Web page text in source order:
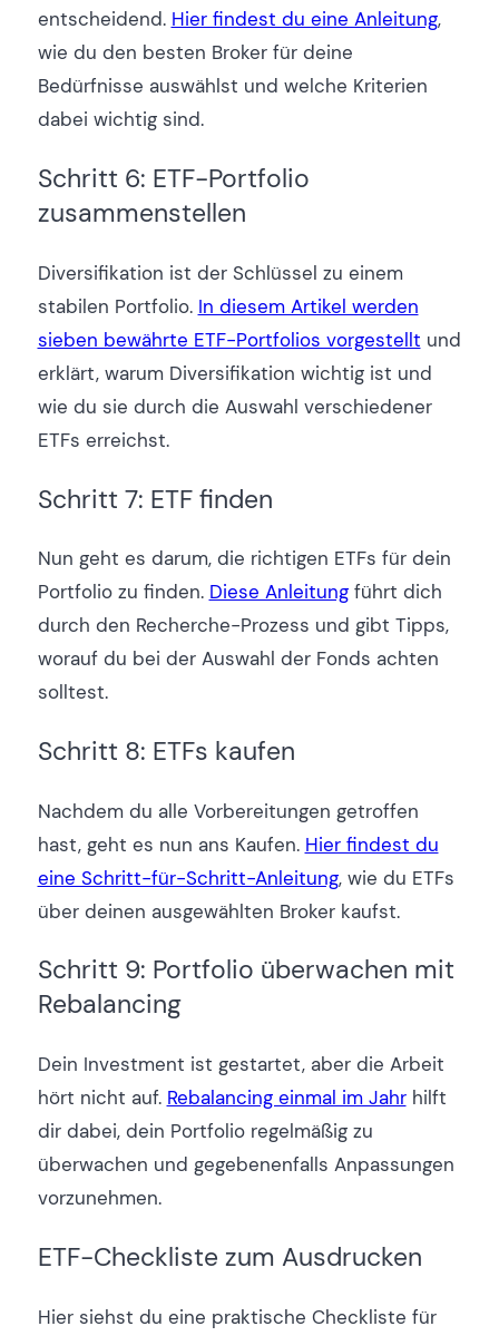
entscheidend. Hier findest du eine Anleitung,
wie du den besten Broker für deine
Bedürfnisse auswählst und welche Kriterien
dabei wichtig sind.
Schritt 6: ETF-Portfolio
zusammenstellen
Diversifikation ist der Schlüssel zu einem
stabilen Portfolio. In diesem Artikel werden
sieben bewährte ETF-Portfolios vorgestellt und
erklärt, warum Diversifikation wichtig ist und
wie du sie durch die Auswahl verschiedener
ETFs erreichst.
Schritt 7: ETF finden
Nun geht es darum, die richtigen ETFs für dein
Portfolio zu finden. Diese Anleitungführt dich
durch den Recherche-Prozess und gibt Tipps,
worauf du bei der Auswahl der Fonds achten
solltest.
Schritt 8: ETFs kaufen
Nachdem du alle Vorbereitungen getroffen
hast, geht es nun ans Kaufen. Hier findest du
eine Schritt-für-Schritt-Anleitung, wie du ETFs
über deinen ausgewählten Broker kaufst.
Schritt 9: Portfolio überwachen mit
Rebalancing
Dein Investment ist gestartet, aber die Arbeit
hört nicht auf. Rebalancing einmal im Jahrhilft
dir dabei, dein Portfolio regelmäßig zu
überwachen und gegebenenfalls Anpassungen
vorzunehmen.
ETF-Checkliste zum Ausdrucken
Hier siehst du eine praktische Checkliste für